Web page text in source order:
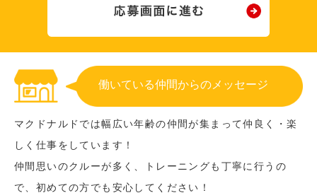
働いている仲間からのメッセージ
マクドナルドでは幅広い年齢の仲間が集まって仲良く・楽
しく仕事をしています！
仲間思いのクルーが多く、トレーニングも丁寧に行うの
で、初めての方でも安心してください！